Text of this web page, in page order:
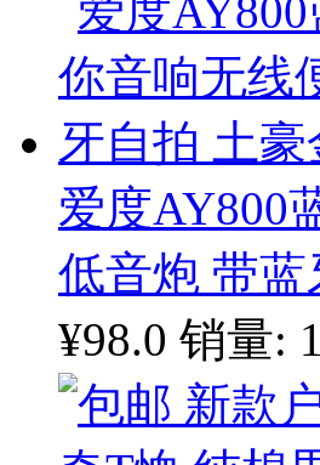
爱度AY800
低音炮 带
¥98.0 销量: